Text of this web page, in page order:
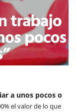
a unos pocos o
el valor de lo que